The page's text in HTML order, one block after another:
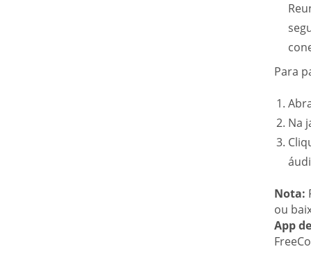
Para
Na
Nota:
ou
App